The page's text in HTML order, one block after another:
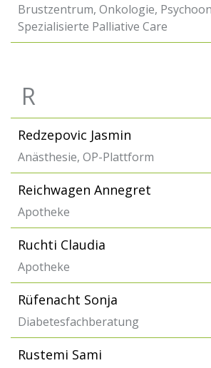
Brustzentrum, Onkologie,
Spezialisierte Palliative Care
R
Redzepovic Jasmin
Anästhesie, OP-Plattform
Reichwagen Annegret
Apotheke
Ruchti Claudia
Apotheke
Rüfenacht Sonja
Diabetesfachberatung
Rustemi Sami